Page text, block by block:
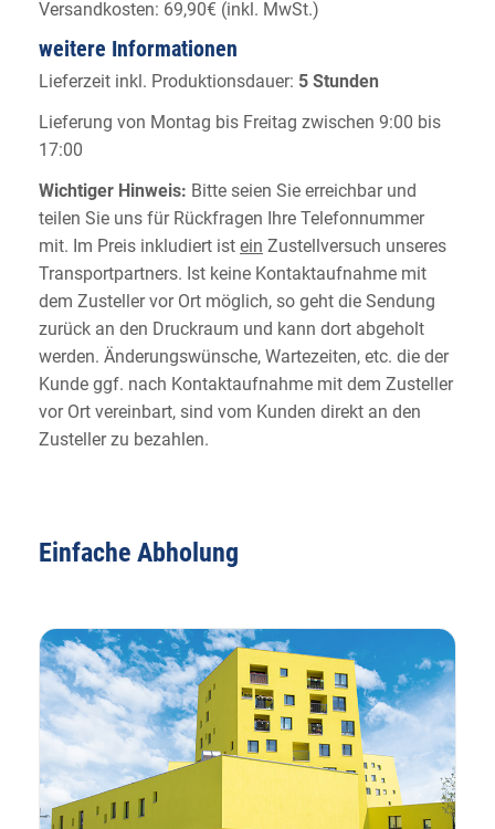
Versandkosten: 69,90€ (inkl. MwSt.)
weitere Informationen
Lieferzeit inkl. Produktionsdauer: 5 Stunden
Lieferung von Montag bis Freitag zwischen 9:00 bis
17:00
Wichtiger Hinweis: Bitte seien Sie erreichbar und
teilen Sie uns für Rückfragen Ihre Telefonnummer
mit. Im Preis inkludiert ist ein Zustellversuch unseres
Transportpartners. Ist keine Kontaktaufnahme mit
dem Zusteller vor Ort möglich, so geht die Sendung
zurück an den Druckraum und kann dort abgeholt
werden. Änderungswünsche, Wartezeiten, etc. die der
Kunde ggf. nach Kontaktaufnahme mit dem Zusteller
vor Ort vereinbart, sind vom Kunden direkt an den
Zusteller zu bezahlen.
Einfache Abholung